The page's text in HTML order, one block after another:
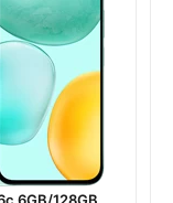
6GB/128GB